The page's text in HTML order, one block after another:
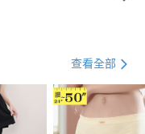
查看全部